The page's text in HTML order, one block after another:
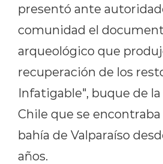
presentó ante
comunidad el
arqueológico que
recuperación de los
Infatigable", buque de
Chile que se
bahía de Valparaíso
años.